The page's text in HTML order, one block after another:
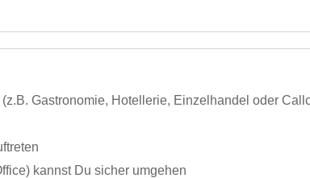
Gastronomie, Hotellerie, Einzelhandel oder
kannst Du sicher umgehen